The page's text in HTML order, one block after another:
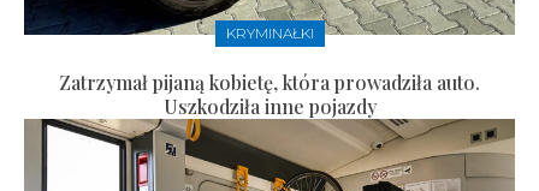
KRYMINAŁKI
Zatrzymał pijaną kobietę, która prowadziła auto.
Uszkodziła inne pojazdy